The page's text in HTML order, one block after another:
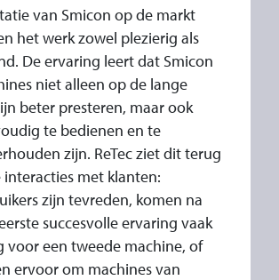
van Smicon op de markt
het werk zowel plezierig als
De ervaring leert dat Smicon
niet alleen op de lange
beter presteren, maar ook
te bedienen en te
zijn. ReTec ziet dit terug
interacties met klanten:
zijn tevreden, komen na
succesvolle ervaring vaak
voor een tweede machine, of
ervoor om machines van